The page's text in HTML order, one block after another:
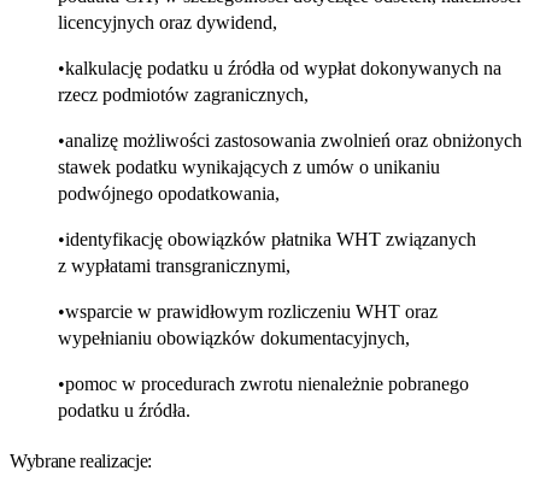
licencyjnych oraz dywidend,
kalkulację podatku u źródła od wypłat dokonywanych na
rzecz podmiotów zagranicznych,
analizę możliwości zastosowania zwolnień oraz obniżonych
stawek podatku wynikających z umów o unikaniu
podwójnego opodatkowania,
identyfikację obowiązków płatnika WHT związanych
z wypłatami transgranicznymi,
wsparcie w prawidłowym rozliczeniu WHT oraz
wypełnianiu obowiązków dokumentacyjnych,
pomoc w procedurach zwrotu nienależnie pobranego
podatku u źródła.
Wybrane realizacje: